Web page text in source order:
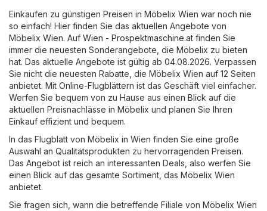
Einkaufen zu günstigen Preisen in Möbelix Wien war noch nie
so einfach! Hier finden Sie das aktuellen Angebote von
Möbelix Wien. Auf Wien - Prospektmaschine.at finden Sie
immer die neuesten Sonderangebote, die Möbelix zu bieten
hat. Das aktuelle Angebote ist gültig ab 04.08.2026. Verpassen
Sie nicht die neuesten Rabatte, die Möbelix Wien auf 12 Seiten
anbietet. Mit Online-Flugblättern ist das Geschäft viel einfacher.
Werfen Sie bequem von zu Hause aus einen Blick auf die
aktuellen Preisnachlässe in Möbelix und planen Sie Ihren
Einkauf effizient und bequem.
In das Flugblatt von Möbelix in Wien finden Sie eine große
Auswahl an Qualitätsprodukten zu hervorragenden Preisen.
Das Angebot ist reich an interessanten Deals, also werfen Sie
einen Blick auf das gesamte Sortiment, das Möbelix Wien
anbietet.
Sie fragen sich, wann die betreffende Filiale von Möbelix Wien